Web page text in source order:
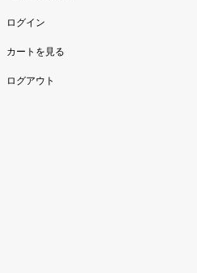
ログイン
カートを見る
ログアウト